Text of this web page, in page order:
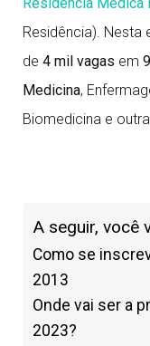
Residência). Nesta
de 4 mil vagas em
Medicina,
Biomedicina e
A seguir, você
Como se
2013
Onde vai ser a
2023?